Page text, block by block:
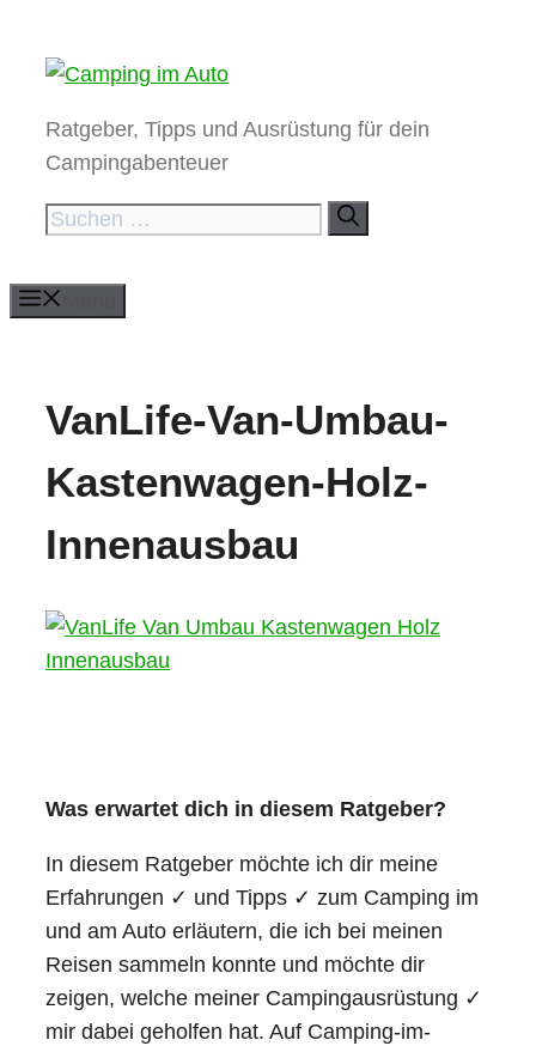
Inhalt
Ratgeber, Tipps und Ausrüstung für dein
Campingabenteuer
Suchen
VanLife-Van-Umbau-
Kastenwagen-Holz-
Innenausbau
Was erwartet dich in diesem Ratgeber?
In diesem Ratgeber möchte ich dir meine
Erfahrungen ✓ und Tipps ✓ zum Camping im
und am Auto erläutern, die ich bei meinen
Reisen sammeln konnte und möchte dir
zeigen, welche meiner Campingausrüstung ✓
mir dabei geholfen hat. Auf Camping-im-